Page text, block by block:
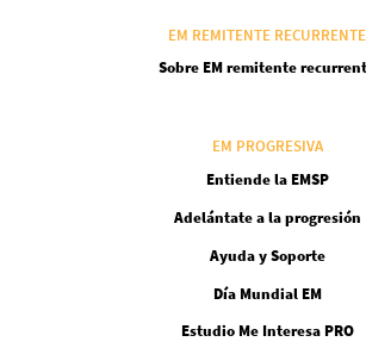
EM REMITENTE RECURRENTE
Sobre EM remitente
EM PROGRESIVA
Entiende la EMSP
Adelántate a la progresión
Ayuda y Soporte
Día Mundial EM
Estudio Me Interesa PRO